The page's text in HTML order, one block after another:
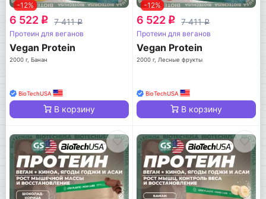
-12%
6 522 q 7 411q
Протеин для веганов
Vegan Protein
2000 г, Банан
BioTechUSA
В корзину
-12%
6 522 q 7 411q
Протеин для веганов
Vegan Protein
2000 г, Лесные фрукты
BioTechUSA
В корзину